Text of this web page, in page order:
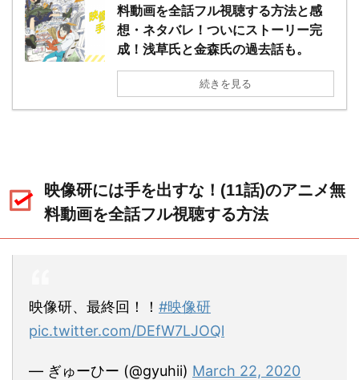
料動画を全話フル視聴する方法と感
想・ネタバレ！ついにストーリー完
成！浅草氏と金森氏の過去話も。
続きを見る
映像研には手を出すな！(11話)のアニメ無
料動画を全話フル視聴する方法
映像研、最終回！！ #映像研
pic.twitter.com/DEfW7LJOQl
— ぎゅーひー (@gyuhii) March 22, 2020